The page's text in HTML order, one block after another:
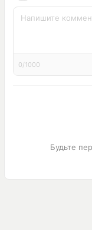
0/1000
Будьте